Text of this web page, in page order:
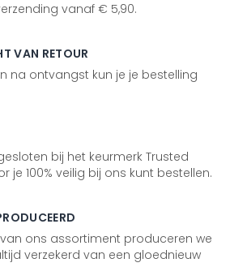
vanaf € 5,90.
VAN RETOUR
na ontvangst kun je je bestelling
bij het keurmerk Trusted
je 100% veilig bij ons kunt bestellen.
ons assortiment produceren we
verzekerd van een gloednieuw